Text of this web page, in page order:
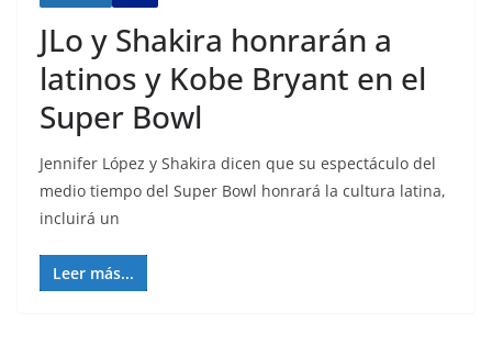
JLo y Shakira honrarán a
latinos y Kobe Bryant en el
Super Bowl
Jennifer López y Shakira dicen que su espectáculo del
medio tiempo del Super Bowl honrará la cultura latina,
incluirá un
Leer más...